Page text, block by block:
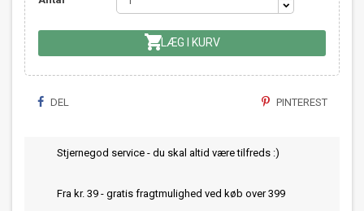
 LÆG I KURV
DEL PINTEREST
Stjernegod service - du skal altid være tilfreds :)
Fra kr. 39 - gratis fragtmulighed ved køb over 399